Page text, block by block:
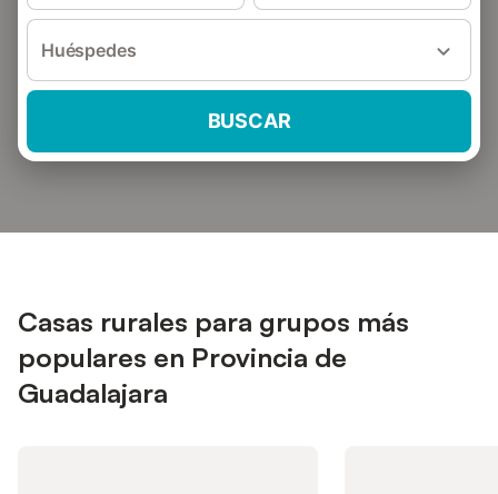
Huéspedes
BUSCAR
Casas rurales para grupos más
populares en Provincia de
Guadalajara